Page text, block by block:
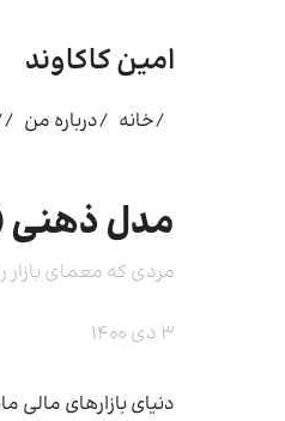
امین کاکاوند
/خانه /درباره من /۷ قدرت
مدل ذهنی (۱۷): جیم
مردی که معمای بازار
3 دی 1400
دنیای بازارهای مالی